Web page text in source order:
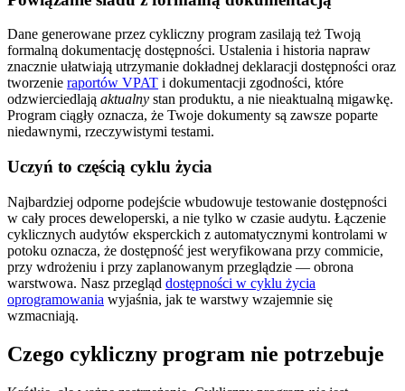
Dane generowane przez cykliczny program zasilają też Twoją
formalną dokumentację dostępności. Ustalenia i historia napraw
znacznie ułatwiają utrzymanie dokładnej deklaracji dostępności oraz
tworzenie raportów VPAT i dokumentacji zgodności, które
odzwierciedlają aktualny stan produktu, a nie nieaktualną migawkę.
Program ciągły oznacza, że Twoje dokumenty są zawsze poparte
niedawnymi, rzeczywistymi testami.
Uczyń to częścią cyklu życia
Najbardziej odporne podejście wbudowuje testowanie dostępności
w cały proces deweloperski, a nie tylko w czasie audytu. Łączenie
cyklicznych audytów eksperckich z automatycznymi kontrolami w
potoku oznacza, że dostępność jest weryfikowana przy commicie,
przy wdrożeniu i przy zaplanowanym przeglądzie — obrona
warstwowa. Nasz przegląd dostępności w cyklu życia
oprogramowania wyjaśnia, jak te warstwy wzajemnie się
wzmacniają.
Czego cykliczny program nie potrzebuje